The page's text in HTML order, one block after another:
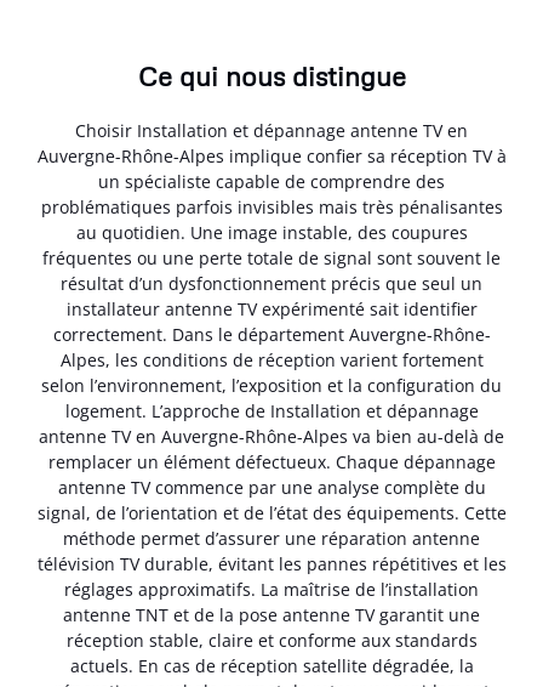
Ce qui nous distingue
Choisir Installation et dépannage antenne TV en
Auvergne-Rhône-Alpes implique confier sa réception TV à
un spécialiste capable de comprendre des
problématiques parfois invisibles mais très pénalisantes
au quotidien. Une image instable, des coupures
fréquentes ou une perte totale de signal sont souvent le
résultat d’un dysfonctionnement précis que seul un
installateur antenne TV expérimenté sait identifier
correctement. Dans le département Auvergne-Rhône-
Alpes, les conditions de réception varient fortement
selon l’environnement, l’exposition et la configuration du
logement. L’approche de Installation et dépannage
antenne TV en Auvergne-Rhône-Alpes va bien au-delà de
remplacer un élément défectueux. Chaque dépannage
antenne TV commence par une analyse complète du
signal, de l’orientation et de l’état des équipements. Cette
méthode permet d’assurer une réparation antenne
télévision TV durable, évitant les pannes répétitives et les
réglages approximatifs. La maîtrise de l’installation
antenne TNT et de la pose antenne TV garantit une
réception stable, claire et conforme aux standards
actuels. En cas de réception satellite dégradée, la